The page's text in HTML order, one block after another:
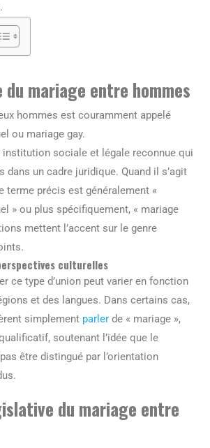
du mariage entre hommes
hommes est couramment appelé
ou mariage gay.
institution sociale et légale reconnue qui
dans un cadre juridique. Quand il s’agit
terme précis est généralement «
» ou plus spécifiquement, « mariage
mettent l’accent sur le genre
culturelles
ce type d’union peut varier en fonction
et des langues. Dans certains cas,
simplement parler de « mariage »,
soutenant l’idée que le
être distingué par l’orientation
du mariage entre